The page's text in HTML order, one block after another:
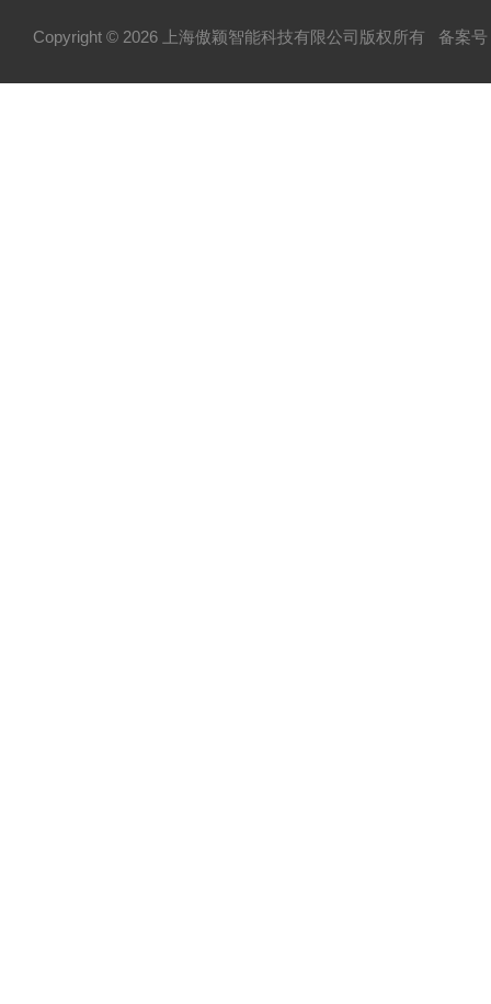
Copyright © 2026 上海傲颖智能科技有限公司版权所有 备案号